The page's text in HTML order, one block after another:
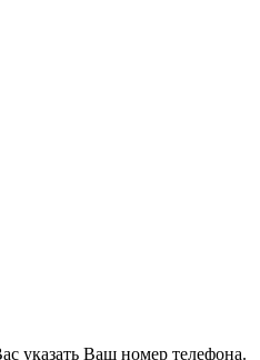
указать Ваш номер телефона.